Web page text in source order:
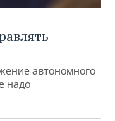
автономного
надо